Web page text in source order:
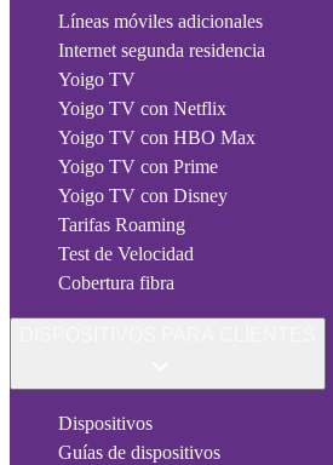
Líneas móviles adicionales
Internet segunda residencia
Yoigo TV
Yoigo TV con Netflix
Yoigo TV con HBO Max
Yoigo TV con Prime
Yoigo TV con Disney
Tarifas Roaming
Test de Velocidad
Cobertura fibra
Dispositivos
Guías de dispositivos